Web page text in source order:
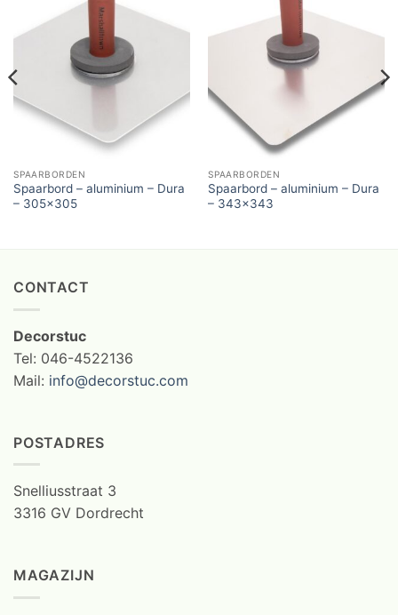
SPAARBORDEN
Spaarbord – aluminium – Dura
– 305×305
SPAARBORDEN
Spaarbord – aluminium – Dura
– 343×343
CONTACT
Decorstuc
Tel: 046-4522136
Mail: info@decorstuc.com
POSTADRES
Snelliusstraat 3
3316 GV Dordrecht
MAGAZIJN